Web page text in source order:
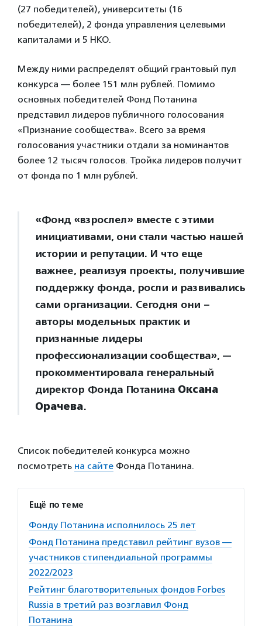
(27 победителей), университеты (16
победителей), 2 фонда управления целевыми
капиталами и 5 НКО.
Между ними распределят общий грантовый пул
конкурса — более 151 млн рублей. Помимо
основных победителей Фонд Потанина
представил лидеров публичного голосования
«Признание сообщества». Всего за время
голосования участники отдали за номинантов
более 12 тысяч голосов. Тройка лидеров получит
от фонда по 1 млн рублей.
«Фонд «взрослел» вместе с этими
инициативами, они стали частью нашей
истории и репутации. И что еще
важнее, реализуя проекты, получившие
поддержку фонда, росли и развивались
сами организации. Сегодня они –
авторы модельных практик и
признанные лидеры
профессионализации сообщества», —
прокомментировала генеральный
директор Фонда Потанина Оксана
Орачева.
Список победителей конкурса можно
посмотреть на сайте Фонда Потанина.
Ещё по теме
Фонду Потанина исполнилось 25 лет
Фонд Потанина представил рейтинг вузов —
участников стипендиальной программы
2022/2023
Рейтинг благотворительных фондов Forbes
Russia в третий раз возглавил Фонд
Потанина